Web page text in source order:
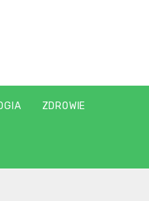
ZDROWIE